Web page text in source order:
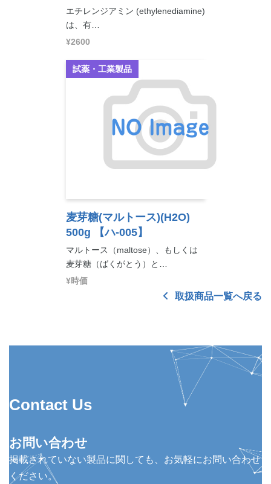
エチレンジアミン (ethylenediamine)
は、有…
¥2600
試薬・工業製品
麦芽糖(マルトース)(H2O)
500g 【ハ-005】
マルトース（maltose）、もしくは
麦芽糖（ばくがとう）と…
¥時価
取扱商品一覧へ戻る
Contact Us
お問い合わせ
掲載されていない製品に関しても、お気軽にお問い合わせ
ください。